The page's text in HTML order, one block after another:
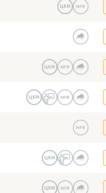
ЦКМ
ЦКМ
ЦКМ
ЦКМ
ЦКМ